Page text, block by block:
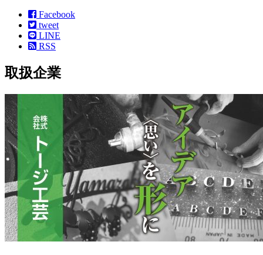
Facebook
tweet
LINE
RSS
取扱企業